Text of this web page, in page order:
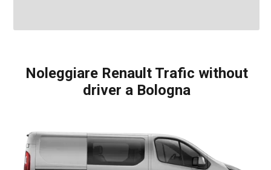
Noleggiare Renault Trafic without
driver a Bologna